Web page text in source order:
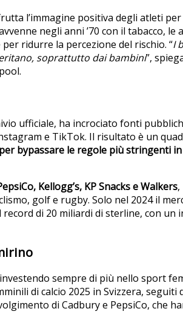
l’immagine positiva degli atleti
negli anni ’70 con il tabacco, le
ridurre la percezione del rischio. “I
soprattutto dai bambini”,
ufficiale, ha incrociato fonti
e TikTok. Il risultato è un
bypassare le regole più stringenti
Kellogg’s, KP Snacks e Walkers
golf e rugby. Solo nel 2024 il
di 20 miliardi di sterline, con un
sempre di più nello sport
di calcio 2025 in Svizzera, seguiti
di Cadbury e PepsiCo, che